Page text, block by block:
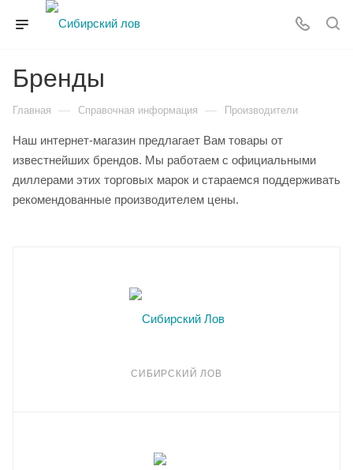
Бренды
Главная — Справочная информация — Производители
Наш интернет-магазин предлагает Вам товары от
известнейших брендов. Мы работаем с официальными
диллерами этих торговых марок и стараемся поддерживать
рекомендованные производителем цены.
СИБИРСКИЙ ЛОВ